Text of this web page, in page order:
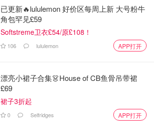
已更新🔥lululemon 好价区每周上新 大号粉牛
角包罕见£59
Softstreme卫衣£54/原£108！
106 lululemon APP打开
漂亮小裙子合集👗House of CB鱼骨吊带裙
£69
裙子3折起
0 Selfridges APP打开